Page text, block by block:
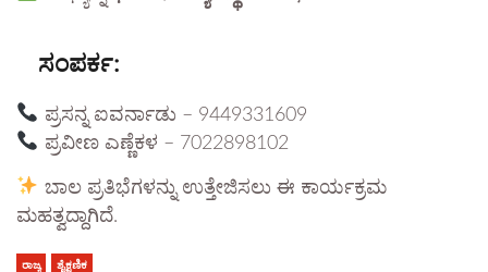
ಸಂಪರ್ಕ:
ಪ್ರಸನ್ನ ಐವರ್ನಾಡು – 9449331609
ಪ್ರವೀಣ ಎಣ್ಣೆಕಳ – 7022898102
ಬಾಲ ಪ್ರತಿಭೆಗಳನ್ನು ಉತ್ತೇಜಿಸಲು ಈ ಕಾರ್ಯಕ್ರಮ
ಮಹತ್ವದ್ದಾಗಿದೆ.
ರಾಜ್ಯ ಶೈಕ್ಷಣಿಕ